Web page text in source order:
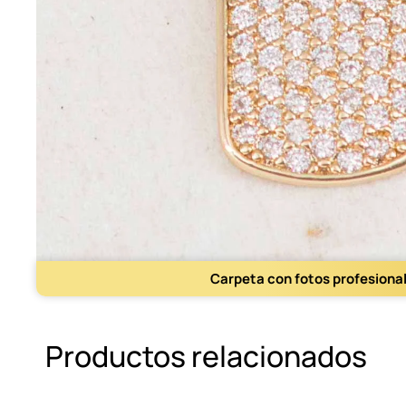
Carpeta con fotos
Productos relacionados